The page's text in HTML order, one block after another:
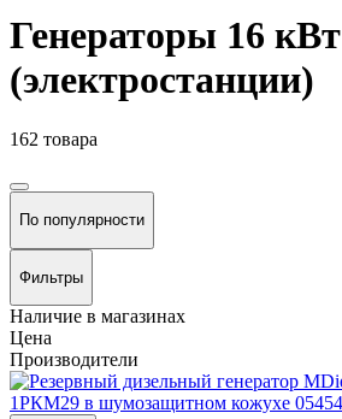
Генераторы 16 кВт
(электростанции)
162 товара
По популярности
Фильтры
Наличие в магазинах
Цена
Производители